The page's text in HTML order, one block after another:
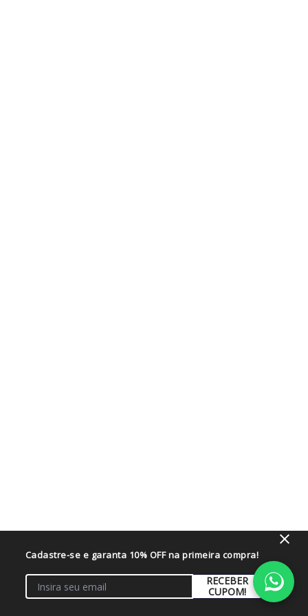
Cadastre-se e garanta 10% OFF na primeira compra!
RECEBER
CUPOM!